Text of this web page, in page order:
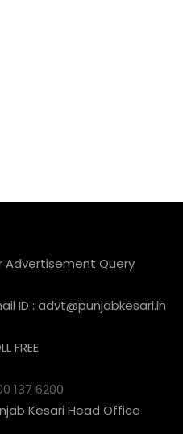
Advertisement Query
ID : advt@punjabkesari.in
FREE
137 6200
Kesari Head Office